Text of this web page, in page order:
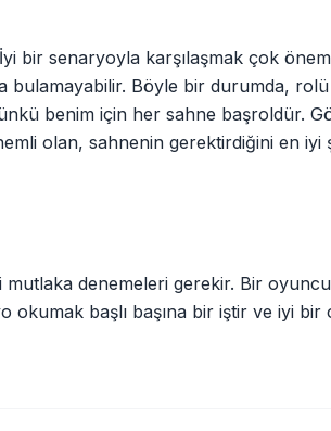
bir senaryoyla karşılaşmak çok
Böyle bir durumda,
benim için her sahne başroldür.
olan, sahnenin gerektirdiğini en iyi
denemeleri gerekir. Bir
okumak başlı başına bir iştir ve iyi